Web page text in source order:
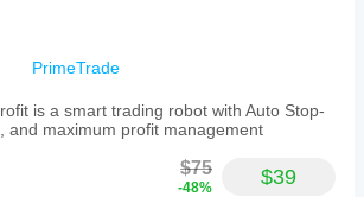
PrimeTrade
is a smart trading robot with Auto Stop-
and maximum profit management
$75
-48% $39